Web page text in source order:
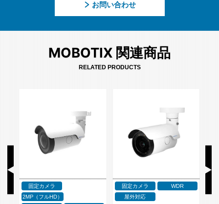
お問い合わせ
MOBOTIX 関連商品
RELATED PRODUCTS
固定カメラ
2MP（フルHD）
固定カメラ
WDR
屋外対応